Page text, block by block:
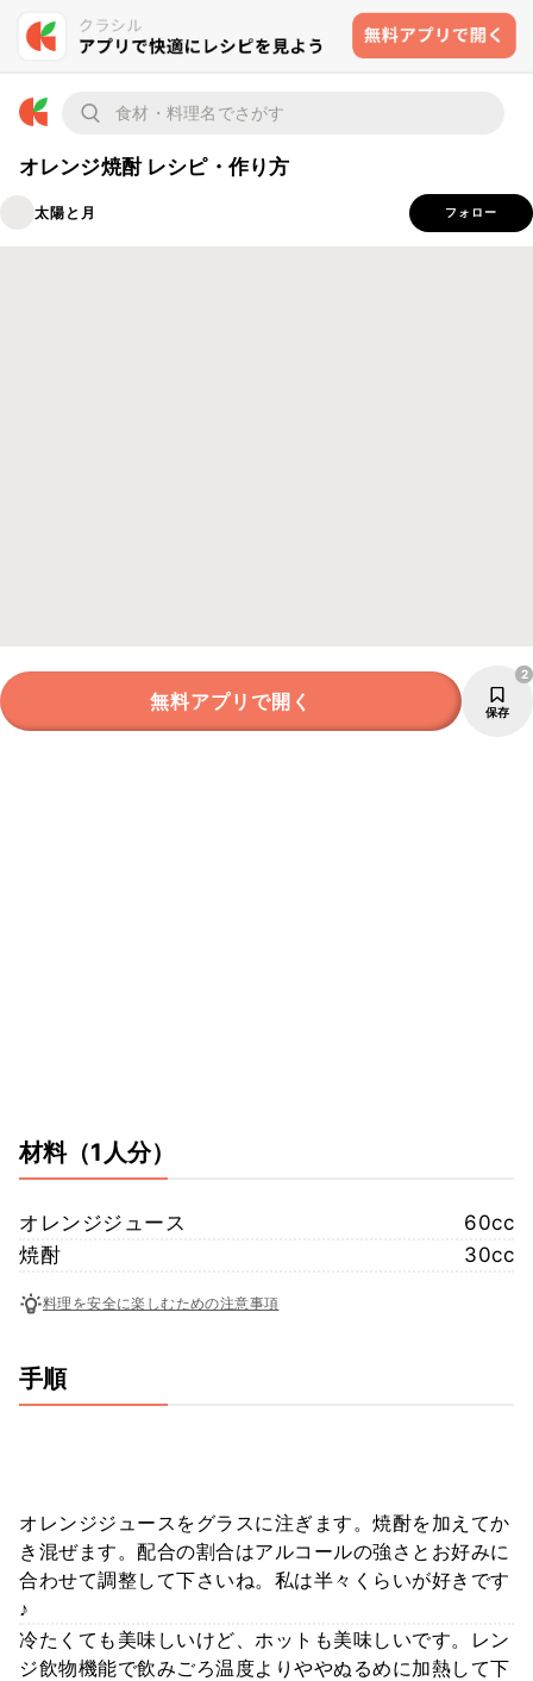
オレンジ焼酎 レシピ・作り方
太陽と月 フォロー
無料アプリで開く 保存
2
材料（1人分）
オレンジジュース
60cc
焼酎
30cc
料理を安全に楽しむための注意事項
手順
オレンジジュースをグラスに注ぎます。焼酎を加えてか
き混ぜます。配合の割合はアルコールの強さとお好みに
合わせて調整して下さいね。私は半々くらいが好きです
♪
冷たくても美味しいけど、ホットも美味しいです。レン
ジ飲物機能で飲みごろ温度よりややぬるめに加熱して下